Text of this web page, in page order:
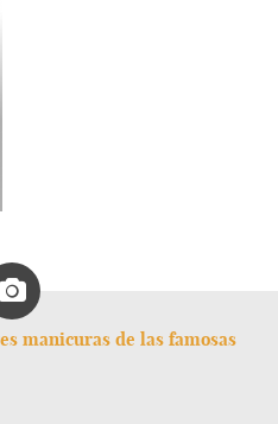
manicuras de las famosas